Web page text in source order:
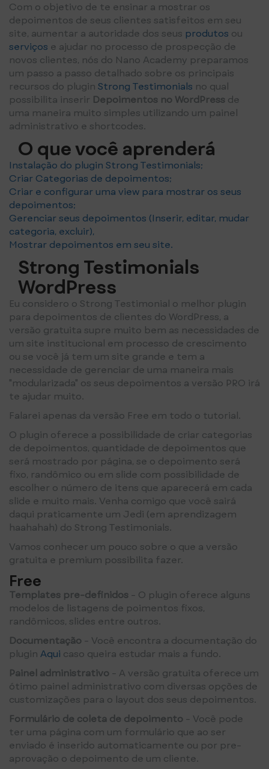
Com o objetivo de te ensinar a mostrar os
depoimentos de seus clientes satisfeitos em seu
site, aumentar a autoridade dos seus produtos ou
serviços e ajudar no processo de prospecção de
novos clientes, nós do Nano Academy preparamos
um passo a passo detalhado sobre os principais
recursos do plugin Strong Testimonials no qual
possibilita inserir Depoimentos no WordPress de
uma maneira muito simples utilizando um painel
administrativo e shortcodes.
O que você aprenderá
Instalação do plugin Strong Testimonials;
Criar Categorias de depoimentos;
Criar e configurar uma view para mostrar os seus
depoimentos;
Gerenciar seus depoimentos (Inserir, editar, mudar
categoria, excluir),
Mostrar depoimentos em seu site.
Strong Testimonials
WordPress
Eu considero o Strong Testimonial o melhor plugin
para depoimentos de clientes do WordPress, a
versão gratuita supre muito bem as necessidades de
um site institucional em processo de crescimento
ou se você já tem um site grande e tem a
necessidade de gerenciar de uma maneira mais
"modularizada" os seus depoimentos a versão PRO irá
te ajudar muito.
Falarei apenas da versão Free em todo o tutorial.
O plugin oferece a possibilidade de criar categorias
de depoimentos, quantidade de depoimentos que
será mostrado por página, se o depoimento será
fixo, randômico ou em slide com possibilidade de
escolher o número de itens que aparecerá em cada
slide e muito mais. Venha comigo que você sairá
daqui praticamente um Jedi (em aprendizagem
haahahah) do Strong Testimonials.
Vamos conhecer um pouco sobre o que a versão
gratuita e premium possibilita fazer.
Free
Templates pre-definidos - O plugin oferece alguns
modelos de listagens de poimentos fixos,
randômicos, slides entre outros.
Documentação - Você encontra a documentação do
plugin Aqui caso queira estudar mais a fundo.
Painel administrativo - A versão gratuita oferece um
ótimo painel administrativo com diversas opções de
customizações para o layout dos seus depoimentos.
Formulário de coleta de depoimento - Você pode
ter uma página com um formulário que ao ser
enviado é inserido automaticamente ou por pre-
aprovação o depoimento de um cliente.